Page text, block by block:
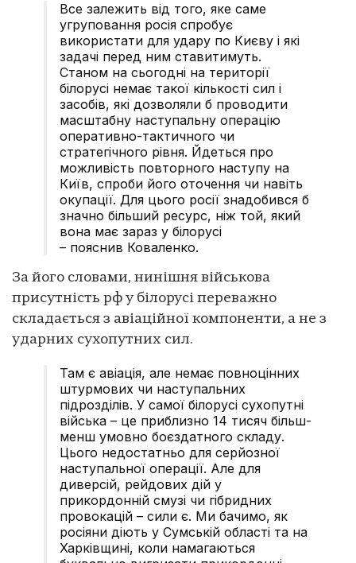
Все залежить від того, яке саме
угруповання росія спробує
використати для удару по Києву і які
задачі перед ним ставитимуть.
Станом на сьогодні на території
білорусі немає такої кількості сил і
засобів, які дозволяли б проводити
масштабну наступальну операцію
оперативно-тактичного чи
стратегічного рівня. Йдеться про
можливість повторного наступу на
Київ, спроби його оточення чи навіть
окупації. Для цього росії знадобився б
значно більший ресурс, ніж той, який
вона має зараз у білорусі
– пояснив Коваленко.
За його словами, нинішня військова
присутність рф у білорусі переважно
складається з авіаційної компоненти, а не з
ударних сухопутних сил.
Там є авіація, але немає повноцінних
штурмових чи наступальних
підрозділів. У самої білорусі сухопутні
війська – це приблизно 14 тисяч більш-
менш умовно боєздатного складу.
Цього недостатньо для серйозної
наступальної операції. Але для
диверсій, рейдових дій у
прикордонній смузі чи гібридних
провокацій – сили є. Ми бачимо, як
росіяни діють у Сумській області та на
Харківщині, коли намагаються